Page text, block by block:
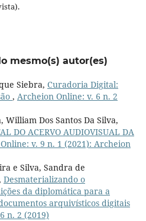
mesmo(s) autor(es)
Siebra, Curadoria Digital:
, Archeion Online: v. 6 n. 2
William Dos Santos Da Silva,
DO ACERVO AUDIOVISUAL DA
v. 9 n. 1 (2021): Archeion
e Silva, Sandra de
Desmaterializando o
da diplomática para a
arquivísticos digitais
n. 2 (2019)